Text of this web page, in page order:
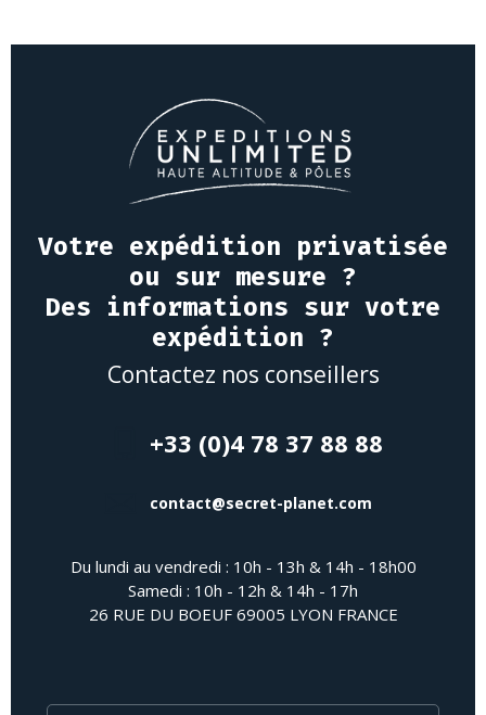
Votre expédition privatisée
ou sur mesure ?
Des informations sur votre
expédition ?
Contactez nos conseillers
+33 (0)4 78 37 88 88
contact@secret-planet.com
Du lundi au vendredi : 10h - 13h & 14h - 18h00
Samedi : 10h - 12h & 14h - 17h
26 RUE DU BOEUF 69005 LYON FRANCE